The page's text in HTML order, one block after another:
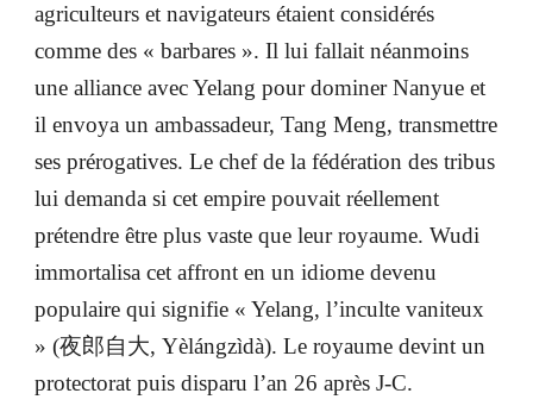
agriculteurs et navigateurs étaient considérés
comme des « barbares ». Il lui fallait néanmoins
une alliance avec Yelang pour dominer Nanyue et
il envoya un ambassadeur, Tang Meng, transmettre
ses prérogatives. Le chef de la fédération des tribus
lui demanda si cet empire pouvait réellement
prétendre être plus vaste que leur royaume. Wudi
immortalisa cet affront en un idiome devenu
populaire qui signifie « Yelang, l’inculte vaniteux
» (夜郎自大, Yèlángzìdà). Le royaume devint un
protectorat puis disparu l’an 26 après J-C.